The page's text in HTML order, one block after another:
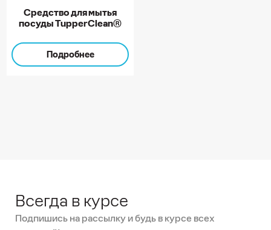
Средство для мытья
посуды TupperClean®
Подробнее
Всегда в курсе
Подпишись на рассылку и будь в курсе всех